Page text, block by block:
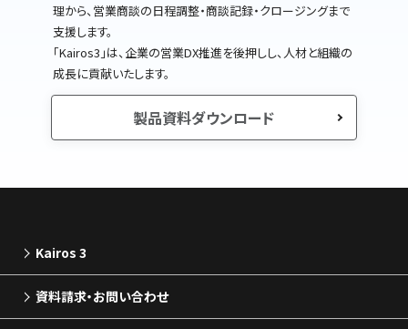
理から、営業商談の日程調整・商談記録・クロージングまで
支援します。
｢Kairos3｣は、企業の営業DX推進を後押しし、人材と組織の
成長に貢献いたします。
製品資料ダウンロード
Kairos 3
資料請求・お問い合わせ